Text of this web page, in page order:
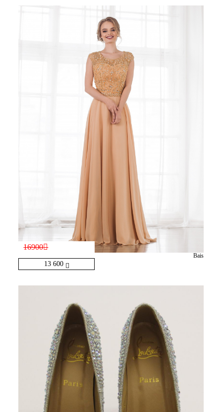
13 600
16900
Bais